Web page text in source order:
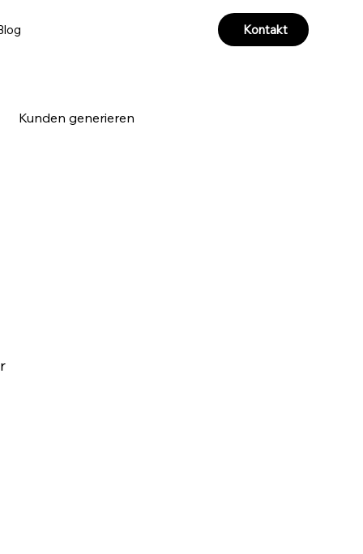
Kontakt
Kunden generieren
& Videoproduktion